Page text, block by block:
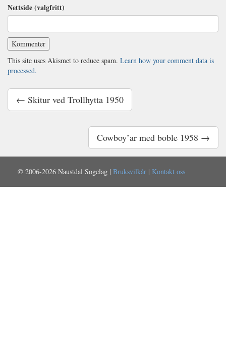
Nettside (valgfritt)
This site uses Akismet to reduce spam. Learn how your comment data is
processed.
← Skitur ved Trollhytta 1950
Cowboy’ar med boble 1958 →
© 2006-2026 Naustdal Sogelag | Bruksvilkår | Kontakt oss